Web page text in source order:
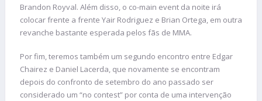
Brandon Royval. Além disso, o co-main event da noite irá
colocar frente a frente Yair Rodriguez e Brian Ortega, em outra
revanche bastante esperada pelos fãs de MMA.
Por fim, teremos também um segundo encontro entre Edgar
Chairez e Daniel Lacerda, que novamente se encontram
depois do confronto de setembro do ano passado ser
considerado um “no contest” por conta de uma intervenção